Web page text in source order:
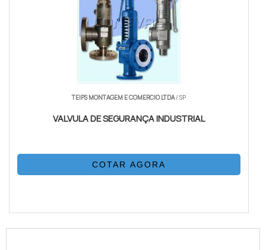
TEIPS MONTAGEM E COMERCIO LTDA/ SP
VALVULA DE SEGURANÇA INDUSTRIAL
COTAR AGORA